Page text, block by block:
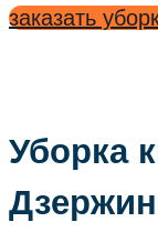
заказать
Уборка